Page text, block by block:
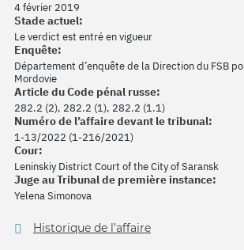
4 février 2019
Stade actuel:
Le verdict est entré en vigueur
Enquête:
Département d’enquête de la Direction du FSB
Mordovie
Article du Code pénal russe:
282.2 (2), 282.2 (1), 282.2 (1.1)
Numéro de l’affaire devant le tribunal:
1-13/2022 (1-216/2021)
Cour:
Leninskiy District Court of the City of Saransk
Juge au Tribunal de première instance:
Yelena Simonova
Historique de l’affaire